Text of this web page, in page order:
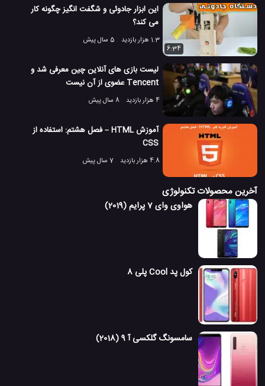
این ابزار جادوئی و شگفت انگیز چگونه کار
می کند؟
1.3 هزار بازدید
5 سال پیش
6:34
لیست بازی های آنلاین چین معرفی شد و
Tencent عضوی از آن نیست
4 هزار بازدید 8 سال پیش
آموزش HTML – فصل هشتم: استفاده از
CSS
4.8 هزار بازدید 7 سال پیش
آخرین محصولات تکنولوژی
هواوی وای 7 پرایم (2019)
کول پد Cool پلی 8
سامسونگ گلکسی آ 9 (2018)